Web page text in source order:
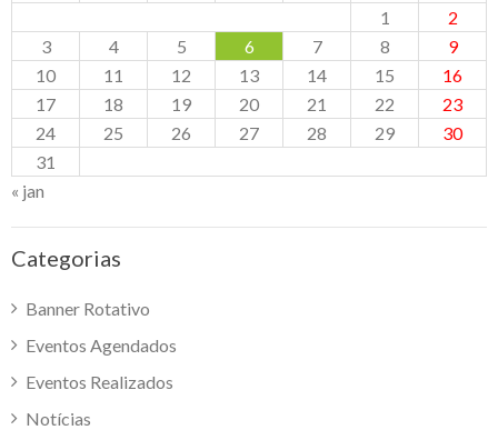
1
2
3
4 5 6 7 8
9
10
11 12 13 14 15
16
17
18 19 20 21 22
23
24
25 26 27 28 29
30
31
« jan
Categorias
Banner Rotativo
Eventos Agendados
Eventos Realizados
Notícias